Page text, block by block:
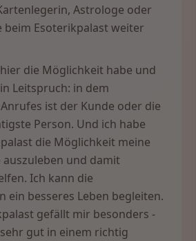
Astrologe oder
beim Esoterikpalast weiter
die Möglichkeit habe und
Leitspruch: in dem
ist der Kunde oder die
Person. Und ich habe
die Möglichkeit meine
auszuleben und damit
Ich kann die
ein besseres Leben begleiten.
gefällt mir besonders -
gut in einem richtig